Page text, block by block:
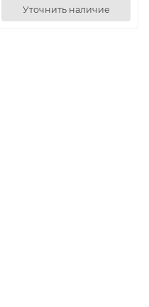
Уточнить наличие